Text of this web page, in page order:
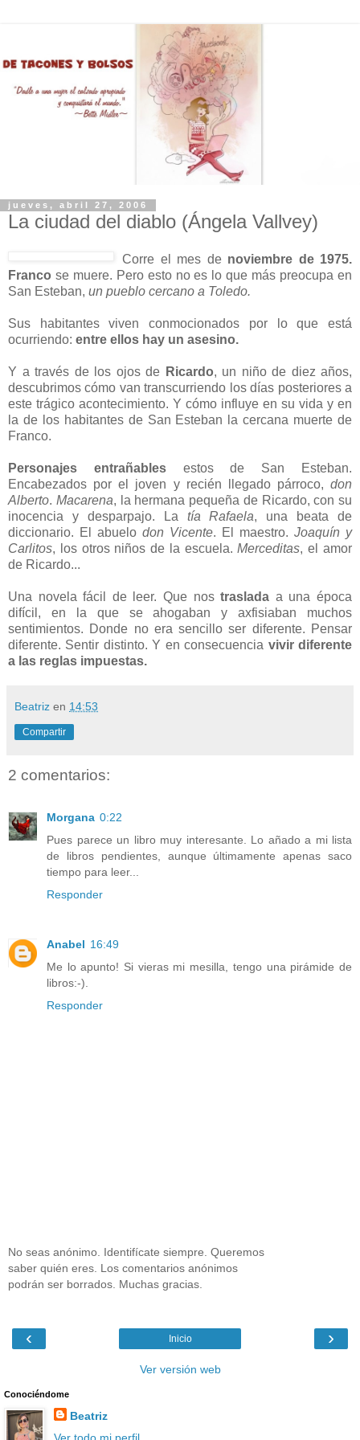
jueves, abril 27, 2006
La ciudad del diablo (Ángela Vallvey)
Corre el mes de noviembre de 1975.
Franco se muere. Pero esto no es lo que más preocupa en
San Esteban, un pueblo cercano a Toledo.
Sus habitantes viven conmocionados por lo que está
ocurriendo: entre ellos hay un asesino.
Y a través de los ojos de Ricardo, un niño de diez años,
descubrimos cómo van transcurriendo los días posteriores a
este trágico acontecimiento. Y cómo influye en su vida y en
la de los habitantes de San Esteban la cercana muerte de
Franco.
Personajes entrañablesestos de San Esteban.
Encabezados por el joven y recién llegado párroco, don
Alberto. Macarena, la hermana pequeña de Ricardo, con su
inocencia y desparpajo. La tía Rafaela, una beata de
diccionario. El abuelo don Vicente. El maestro. Joaquín y
Carlitos, los otros niños de la escuela.Merceditas, el amor
de Ricardo...
Una novela fácil de leer. Que nostraslada a una época
difícil, en la que se ahogaban y axfisiaban muchos
sentimientos. Donde no era sencillo ser diferente. Pensar
diferente. Sentir distinto. Y en consecuencia vivir diferente
a las reglas impuestas.
Beatriz en 14:53
Compartir
2 comentarios:
Morgana 0:22
Pues parece un libro muy interesante. Lo añado a mi lista
de libros pendientes, aunque últimamente apenas saco
tiempo para leer...
Responder
Anabel 16:49
Me lo apunto! Si vieras mi mesilla, tengo una pirámide de
libros:-).
Responder
No seas anónimo. Identifícate siempre. Queremos
saber quién eres. Los comentarios anónimos
podrán ser borrados. Muchas gracias.
‹ ›
Inicio
Ver versión web
Conociéndome
Beatriz